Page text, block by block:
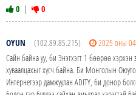
0 | 0
OYUN (102.89.85.215)
2025 оны
Сайн байна уу, би Энэтхэгт 1 бөөрөө хэрхэн
хуваалцахыг хүсч байна. Би Монголын
Интернетээр дамжуулан ADITY, би донор